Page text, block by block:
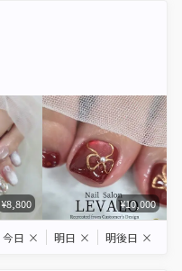
¥8,800 ¥10,000
今日 × 明日 × 明後日 ×